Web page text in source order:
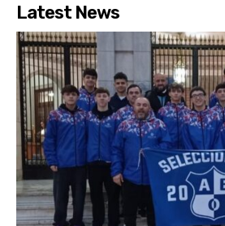
Latest News